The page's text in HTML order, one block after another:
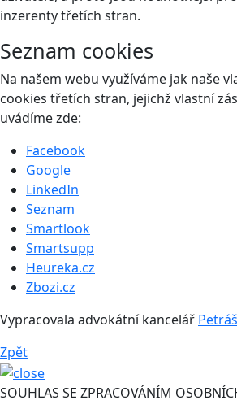
inzerenty třetích stran.
Seznam cookies
Na našem webu využíváme jak naše
cookies třetích stran, jejichž vlastní
uvádíme zde:
Facebook
Google
LinkedIn
Seznam
Smartlook
Smartsupp
Heureka.cz
Zbozi.cz
Vypracovala advokátní kancelář
Zpět
SOUHLAS SE ZPRACOVÁNÍM